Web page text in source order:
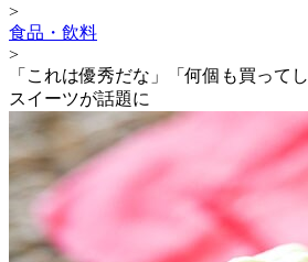
>
食品・飲料
>
「これは優秀だな」「何個も買って
スイーツが話題に